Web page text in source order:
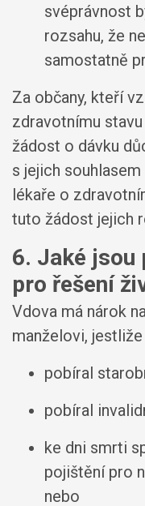
svéprávnost
rozsahu, že
samostatně
Za občany, kteří
zdravotnímu
žádost o dávku
s jejich
lékaře o
tuto žádost jejich
6. Jaké jsou
pro řešení
Vdova má nárok
manželovi,
pobíral
pobíral
ke dni smrti
pojištění pro
nebo